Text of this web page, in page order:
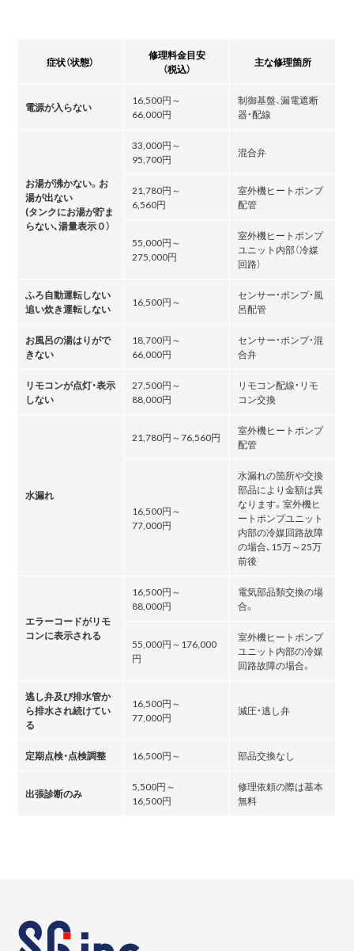
症状（状態）
修理料金目安
（税込）
主な修理箇所
電源が入らない
16,500円～
66,000円
制御基盤、漏電遮断
器・配線
お湯が沸かない。お
湯が出ない
(タンクにお湯が貯ま
らない､湯量表示０）
33,000円～
95,700円
混合弁
21,780円～
6,560円
室外機ヒートポンプ
配管
55,000円～
275,000円
室外機ヒートポンプ
ユニット内部（冷媒
回路）
ふろ自動運転しない
追い炊き運転しない
16,500円～
センサー・ポンプ・風
呂配管
お風呂の湯はりがで
きない
18,700円～
66,000円
センサー・ポンプ・混
合弁
リモコンが点灯・表示
しない
27,500円～
88,000円
リモコン配線・リモ
コン交換
水漏れ
21,780円～76,560円
室外機ヒートポンプ
配管
16,500円～
77,000円
水漏れの箇所や交換
部品により金額は異
なります。室外機ヒ
ートポンプユニット
内部の冷媒回路故障
の場合､15万～25万
前後
エラーコードがリモ
コンに表示される
16,500円～
88,000円
電気部品類交換の場
合。
55,000円～176,000
円
室外機ヒートポンプ
ユニット内部の冷媒
回路故障の場合。
逃し弁及び排水管か
ら排水され続けてい
る
16,500円～
77,000円
減圧・逃し弁
定期点検・点検調整 16,500円～ 部品交換なし
出張診断のみ
5,500円～
16,500円
修理依頼の際は基本
無料